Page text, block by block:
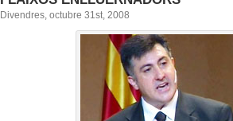
Divendres, octubre 31st, 2008